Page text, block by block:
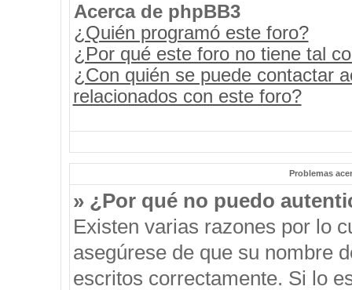
Acerca de phpBB3
¿Quién programó este foro?
¿Por qué este foro no tiene tal
¿Con quién se puede contactar
relacionados con este foro?
Problemas
» ¿Por qué no puedo
Existen varias razones por lo
asegúrese de que su nombre
escritos correctamente. Si lo